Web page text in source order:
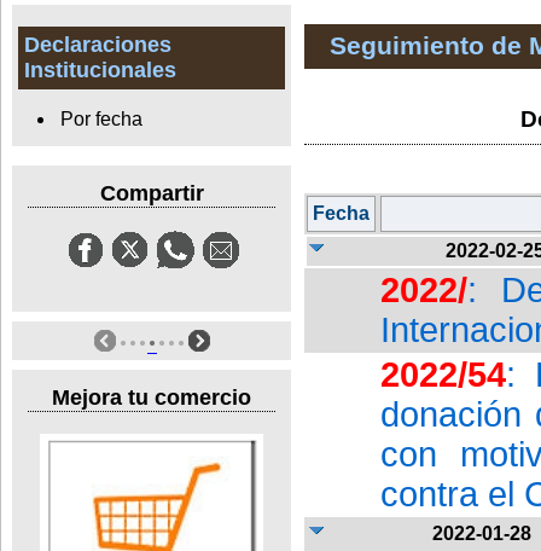
Declaraciones
Institucionales
Por fecha
Compartir
Mejora tu comercio
Seguimiento de
Fecha
2022-02-
2022/:
2022/54:
donación
con
contra el
2022-01-28